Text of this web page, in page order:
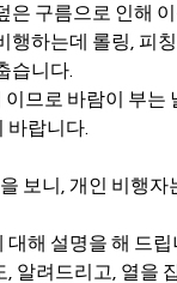
은 구름으로 인해
행하는데 롤링, 피
습니다.
므로 바람이 부는
바랍니다.
보니, 개인 비행자
해 설명을 해 드립
알려드리고, 열을